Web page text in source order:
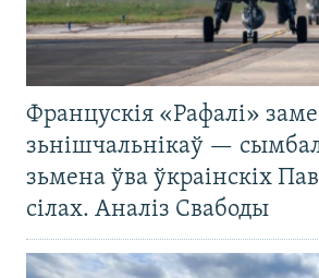
Францускія «Рафалі»
зьнішчальнікаў —
зьмена ўва ўкраінскіх
сілах. Аналіз Свабоды